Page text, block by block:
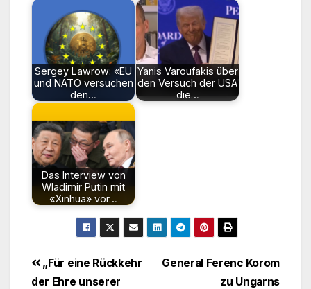
Sergey Lawrow: «EU
und NATO versuchen
den…
Yanis Varoufakis über
den Versuch der USA
die…
Das Interview von
Wladimir Putin mit
«Xinhua» vor…
Beitragsnavigation
General Ferenc Korom
zu Ungarns
„Für eine Rückkehr
der Ehre unserer